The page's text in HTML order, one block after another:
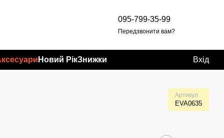
095-799-35-99
Передзвонити вам?
Новий РікЗнижки Вхід
Артикул
EVA0635